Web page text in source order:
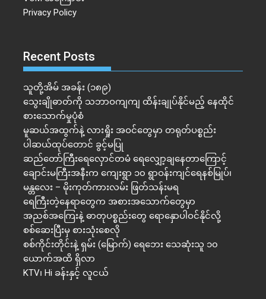
Privacy Policy
Recent Posts
သူတို့အိမ် အခန်း (၁၈၉)
သွေးချိုဓာတ်ကို သဘာဝကျကျ ထိန်းချုပ်နိုင်မည့် နေထိုင်
စားသောက်မှုပုံစံ
မူဆယ်အထွက်နဲ့ လားရှိုး အဝင်တွေမှာ တရုတ်ပစ္စည်း
ပါဆယ်ထုပ်တောင် ခွင့်မပြု
ဆည်တော်ကြီးရေလှောင်တမံ ရေလျှော့ချနေတာကြောင့်
ချောင်းမကြီးအနီးက ကျေးရွာ ၁၀ ရွာဝန်းကျင်ရေနစ်မြုပ်၊
မန္တလေး – မိုးကုတ်ကားလမ်း ဖြတ်သန်းမရ
ရေကြီးတဲ့​နေရာ​တွေက အစားအသောက်တွေမှာ
အညစ်အကြေးနဲ့ ဓာတုပစ္စည်းတွေ ရောနှောပါဝင်နိုင်လို့
စစ်ဆေးပြီးမှ စားသုံးစေလို
စစ်ကိုင်းတိုင်းနဲ့ ရှမ်း (မြောက်) ရေဘေး သေဆုံးသူ ၁၀
ယောက်အထိ ရှိလာ
KTV၊ Hi ခန်းနှင့် လူငယ်